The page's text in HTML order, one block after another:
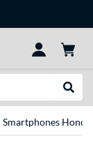
Smartphones Honor